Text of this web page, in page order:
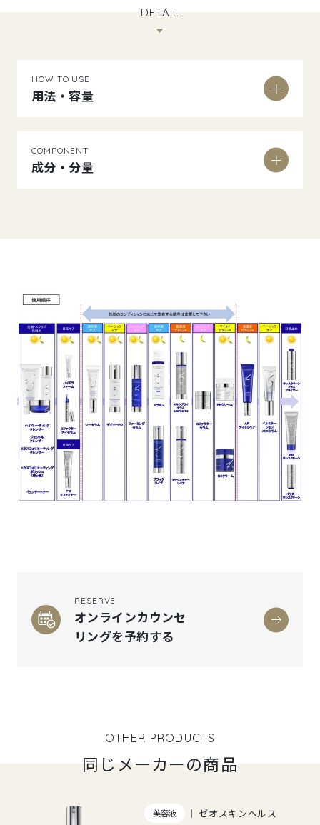
DETAIL
HOW TO USE
用法・容量
COMPONENT
成分・分量
RESERVE
オンラインカウンセ
リングを予約する
OTHER PRODUCTS
同じメーカーの商品
美容液 ゼオスキンヘルス